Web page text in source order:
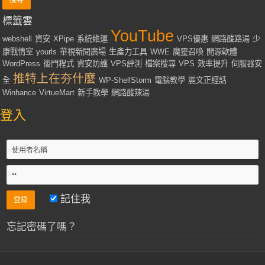
標籤雲
webshell 資安 XPipe 系統維運 YouTube VPS優惠 網路酸路湯 少
康戰情室 yourls 華視新聞廣場 生產力工具 WWE 魔靈召喚 開源軟體
WordPress 後門程式 資安防護 VPS評測 檔案搜尋 VPS 效率提升 伺服器安
全 推特上在夯什麼 WP-ShellStorm 電腦教學 麗文正經話
Winhance VirtueMart 新手教學 網路酸辣湯
登入
記住我
忘記密碼了嗎？